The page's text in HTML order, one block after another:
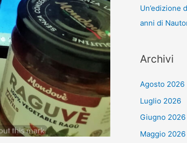
Un’edizione
anni di
Archivi
Agosto 2026
Luglio 2026
Giugno 2026
Maggio 2026